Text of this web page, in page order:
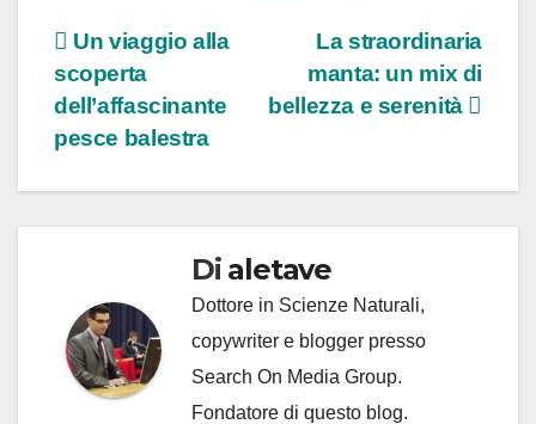
Navigazione
articoli
La straordinaria
manta: un mix di
bellezza e serenità
Un viaggio alla
scoperta
dell’affascinante
pesce balestra
Di aletave
Dottore in Scienze Naturali,
copywriter e blogger presso
Search On Media Group.
Fondatore di questo blog.